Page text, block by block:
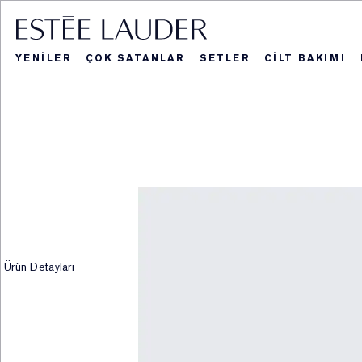
YENİLER ÇOK SATANLAR SETLER CİLT BAKIMI
Ürün Detayları